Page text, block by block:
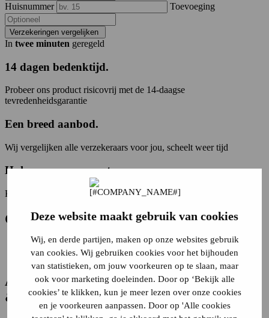
Deze website maakt gebruik van cookies
Wij, en derde partijen, maken op onze websites gebruik
van cookies. Wij gebruiken cookies voor het bijhouden
van statistieken, om jouw voorkeuren op te slaan, maar
ook voor marketing doeleinden. Door op ‘Bekijk alle
cookies’ te klikken, kun je meer lezen over onze cookies
en je voorkeuren aanpassen. Door op 'Alle cookies
Huisnummer Toevoeging
Verzekeringen vergelijken
In twee minuten geregeld
14 dagen bedenktijd.
Probeer ons product risicovrij met de 14-daagse
tevredenheidsgarantie
Een breed aanbod.
Wij vergelijken alle verzekeraars voor jou, scheelt weer tijd
Hulp van onze experts.
Kom je er niet uit? Onze experts staan altijd klaar om je te helpen
Ga directnaar
Dekkingen
Alles over de cataloguswaarde van een auto
Al meer dan 110 jaarhelder, transparant
& eerlijk advies